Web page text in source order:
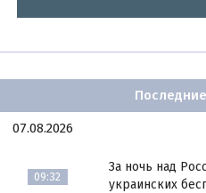
07.08.2026
09:32
За ночь над
украинских